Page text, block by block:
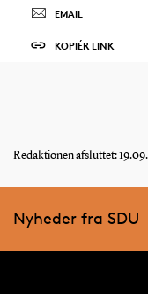
EMAIL
KOPIÉR LINK
Redaktionen afsluttet:
Nyheder fra SDU